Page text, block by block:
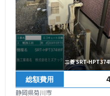
三菱 SRT-
総額費用
静岡県菊川市